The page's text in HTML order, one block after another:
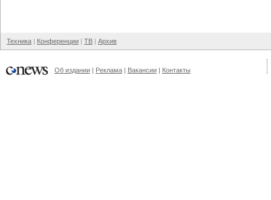
Техника Конференции ТВ Архив
Об издании Реклама Вакансии Контакты